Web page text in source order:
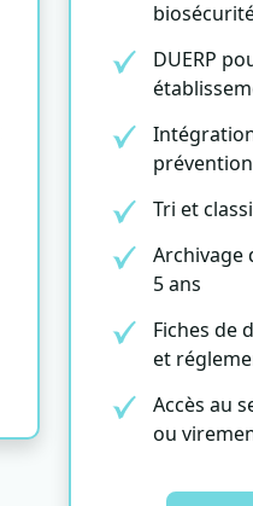
DUERP
prévention
Tri et
Archivage
5 ans
Fiches de
et
Accès au
ou